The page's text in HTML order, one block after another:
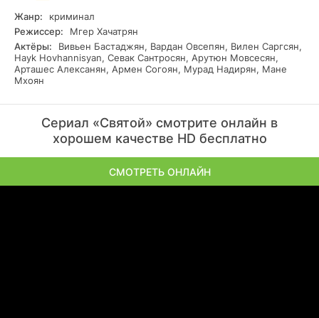
Жанр:
криминал
Режиссер:
Мгер Хачатрян
Актёры:
Вивьен Бастаджян, Вардан Овсепян, Вилен Саргсян,
Hayk Hovhannisyan, Севак Сантросян, Арутюн Мовсесян,
Арташес Алексанян, Армен Согоян, Мурад Надирян, Мане
Мхоян
Сериал «Святой» смотрите онлайн в
хорошем качестве HD бесплатно
СМОТРЕТЬ ОНЛАЙН